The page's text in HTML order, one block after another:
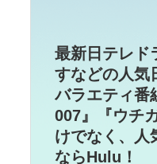
最新日テレド
すなどの人気
バラエティ番
007』『ウチ
けでなく、人
ならHulu！